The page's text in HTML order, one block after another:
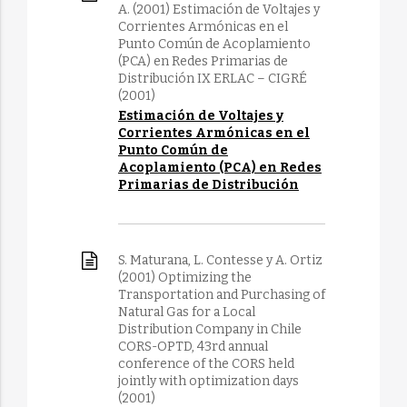
A. (2001) Estimación de Voltajes y
Corrientes Armónicas en el
Punto Común de Acoplamiento
(PCA) en Redes Primarias de
Distribución IX ERLAC – CIGRÉ
(2001)
Estimación de Voltajes y
Corrientes Armónicas en el
Punto Común de
Acoplamiento (PCA) en Redes
Primarias de Distribución
S. Maturana, L. Contesse y A. Ortiz
(2001) Optimizing the
Transportation and Purchasing of
Natural Gas for a Local
Distribution Company in Chile
CORS-OPTD, 43rd annual
conference of the CORS held
jointly with optimization days
(2001)